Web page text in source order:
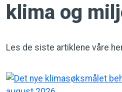
klima og
Les de siste artiklene våre